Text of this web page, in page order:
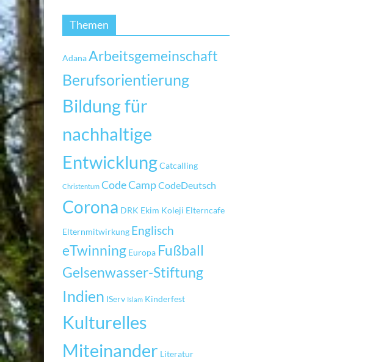
Themen
AdanaArbeitsgemeinschaft
Berufsorientierung
Bildung für
nachhaltige
EntwicklungCatcalling
Christentum Code CampCodeDeutsch
Corona DRK Ekim Koleji Elterncafe
Elternmitwirkung Englisch
eTwinning Europa Fußball
Gelsenwasser-Stiftung
Indien IServ Islam Kinderfest
Kulturelles
Miteinander Literatur